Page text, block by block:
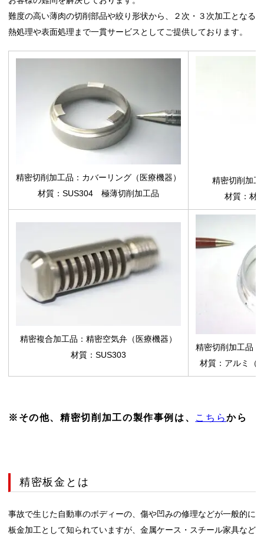
難度の高い薄肉の切削部品や絞り形状から、２次・３次加工となる
熱処理や表面処理まで一貫サービスとしてご提供しております。
精密切削加工品：カバーリング（医療機器）
材質：SUS304 極薄切削加工品
精密切削加
材質：材
精密複合加工品：精密空気弁（医療機器）
材質：SUS303
精密切削加工品
材質：アルミ（
※その他、精密切削加工の製作事例は、 こちらから
精密板金とは
事故で生じた自動車のボディーの、傷や凹みの修理などが一般的に
板金加工として知られていますが、金属ケース・スチール家具など